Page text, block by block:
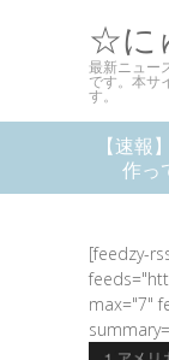
☆に
最新ニュー
です。本サ
す。
【速報
作っ
[feedzy-
max="7"